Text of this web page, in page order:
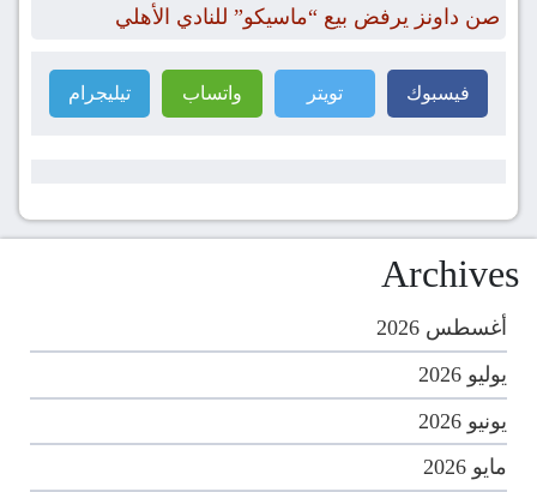
صن داونز يرفض بيع “ماسيكو” للنادي الأهلي
فيسبوك تويتر واتساب تيليجرام
Archives
أغسطس 2026
يوليو 2026
يونيو 2026
مايو 2026